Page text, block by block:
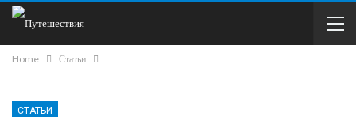
Home Статьи
СТАТЬИ